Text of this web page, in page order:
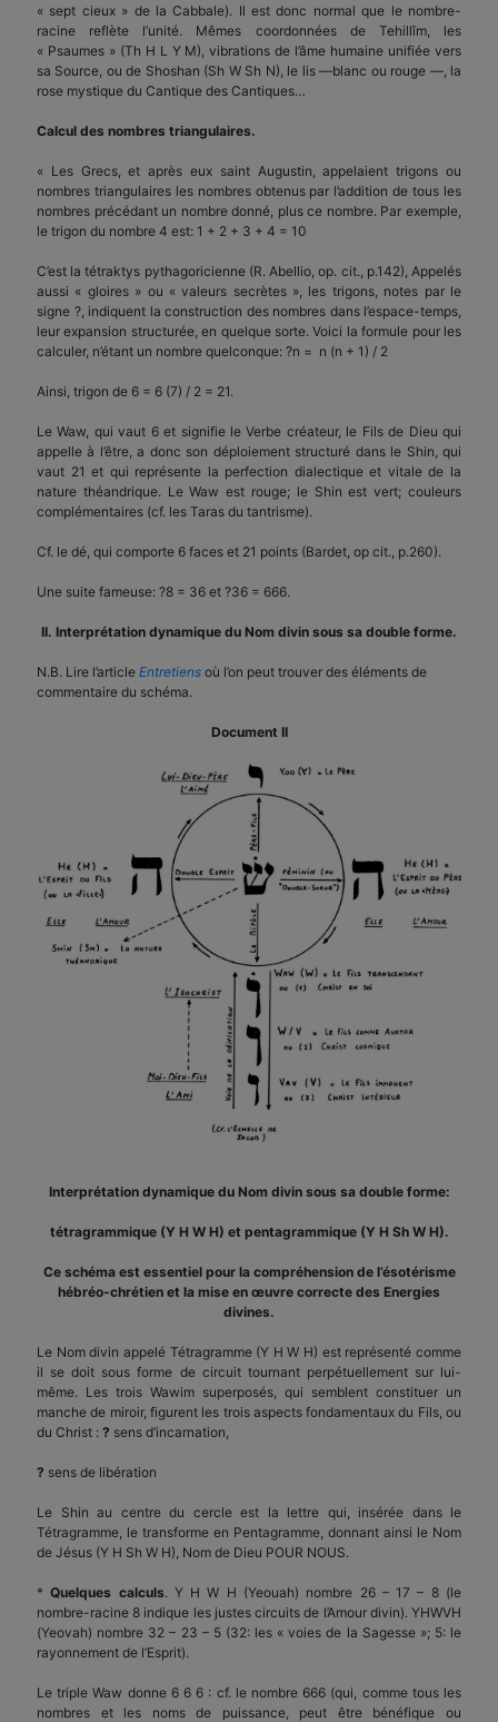
« sept cieux » de la Cabbale). Il est donc normal que le nombre-
racine reflète l’unité. Mêmes coordonnées de Tehillîm, les
« Psaumes » (Th H L Y M), vibrations de l’âme humaine unifiée vers
sa Source, ou de Shoshan (Sh W Sh N), le lis —blanc ou rouge —, la
rose mystique du Cantique des Cantiques…
Calcul des nombres triangulaires.
« Les Grecs, et après eux saint Augustin, appelaient trigons ou
nombres triangulaires les nombres obtenus par l’addition de tous les
nombres précédant un nombre donné, plus ce nombre. Par exemple,
le trigon du nombre 4 est: 1 + 2 + 3 + 4 = 10
C’est la tétraktys pythagoricienne (R. Abellio, op. cit., p.142), Appelés
aussi « gloires » ou « valeurs secrètes », les trigons, notes par le
signe ?, indiquent la construction des nombres dans l’espace-temps,
leur expansion structurée, en quelque sorte. Voici la formule pour les
calculer, n’étant un nombre quelconque: ?n = n (n + 1) / 2
Ainsi, trigon de 6 = 6 (7) / 2 = 21.
Le Waw, qui vaut 6 et signifie le Verbe créateur, le Fils de Dieu qui
appelle à l’être, a donc son déploiement structuré dans le Shin, qui
vaut 21 et qui représente la perfection dialectique et vitale de la
nature théandrique. Le Waw est rouge; le Shin est vert; couleurs
complémentaires (cf. les Taras du tantrisme).
Cf. le dé, qui comporte 6 faces et 21 points (Bardet, op cit., p.260).
Une suite fameuse: ?8 = 36 et ?36 = 666.
II. Interprétation dynamique du Nom divin sous sa double forme.
N.B. Lire l’article Entretiens où l’on peut trouver des éléments de
commentaire du schéma.
Document II
Interprétation dynamique du Nom divin sous sa double forme:
tétragrammique (Y H W H) et pentagrammique (Y H Sh W H).
Ce schéma est essentiel pour la compréhension de l’ésotérisme
hébréo-chrétien et la mise en œuvre correcte des Energies
divines.
Le Nom divin appelé Tétragramme (Y H W H) est représenté comme
il se doit sous forme de circuit tournant perpétuellement sur lui-
même. Les trois Wawim superposés, qui semblent constituer un
manche de miroir, figurent les trois aspects fondamentaux du Fils, ou
du Christ : ? sens d’incarnation,
? sens de libération
Le Shin au centre du cercle est la lettre qui, insérée dans le
Tétragramme, le transforme en Pentagramme, donnant ainsi le Nom
de Jésus (Y H Sh W H), Nom de Dieu POUR NOUS.
*Quelques calculs. Y H W H (Yeouah) nombre 26 – 17 – 8 (le
nombre-racine 8 indique les justes circuits de l’Amour divin). YHWVH
(Yeovah) nombre 32 – 23 – 5 (32: les « voies de la Sagesse »; 5: le
rayonnement de l’Esprit).
Le triple Waw donne 6 6 6 : cf. le nombre 666 (qui, comme tous les
nombres et les noms de puissance, peut être bénéfique ou